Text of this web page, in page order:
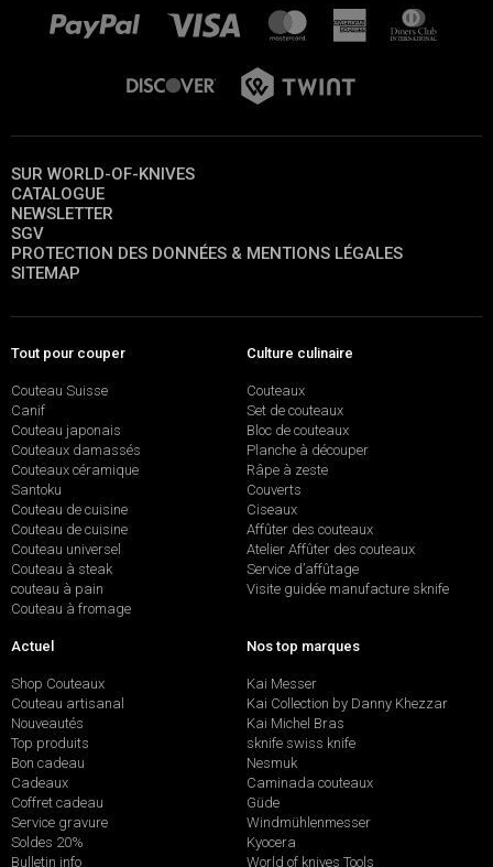
SUR WORLD-OF-KNIVES
CATALOGUE
NEWSLETTER
SGV
PROTECTION DES DONNÉES & MENTIONS LÉGALES
SITEMAP
Tout pour couper
Couteau Suisse
Canif
Couteau japonais
Couteaux damassés
Couteaux céramique
Santoku
Couteau de cuisine
Couteau de cuisine
Couteau universel
Couteau à steak
couteau à pain
Couteau à fromage
Culture culinaire
Couteaux
Set de couteaux
Bloc de couteaux
Planche à découper
Râpe à zeste
Couverts
Ciseaux
Affûter des couteaux
Atelier Affûter des couteaux
Service d’affûtage
Visite guidée manufacture sknife
Actuel
Shop Couteaux
Couteau artisanal
Nouveautés
Top produits
Bon cadeau
Cadeaux
Coffret cadeau
Service gravure
Soldes 20%
Bulletin info
Nos top marques
Kai Messer
Kai Collection by Danny Khezzar
Kai Michel Bras
sknife swiss knife
Nesmuk
Caminada couteaux
Güde
Windmühlenmesser
Kyocera
World of knives Tools